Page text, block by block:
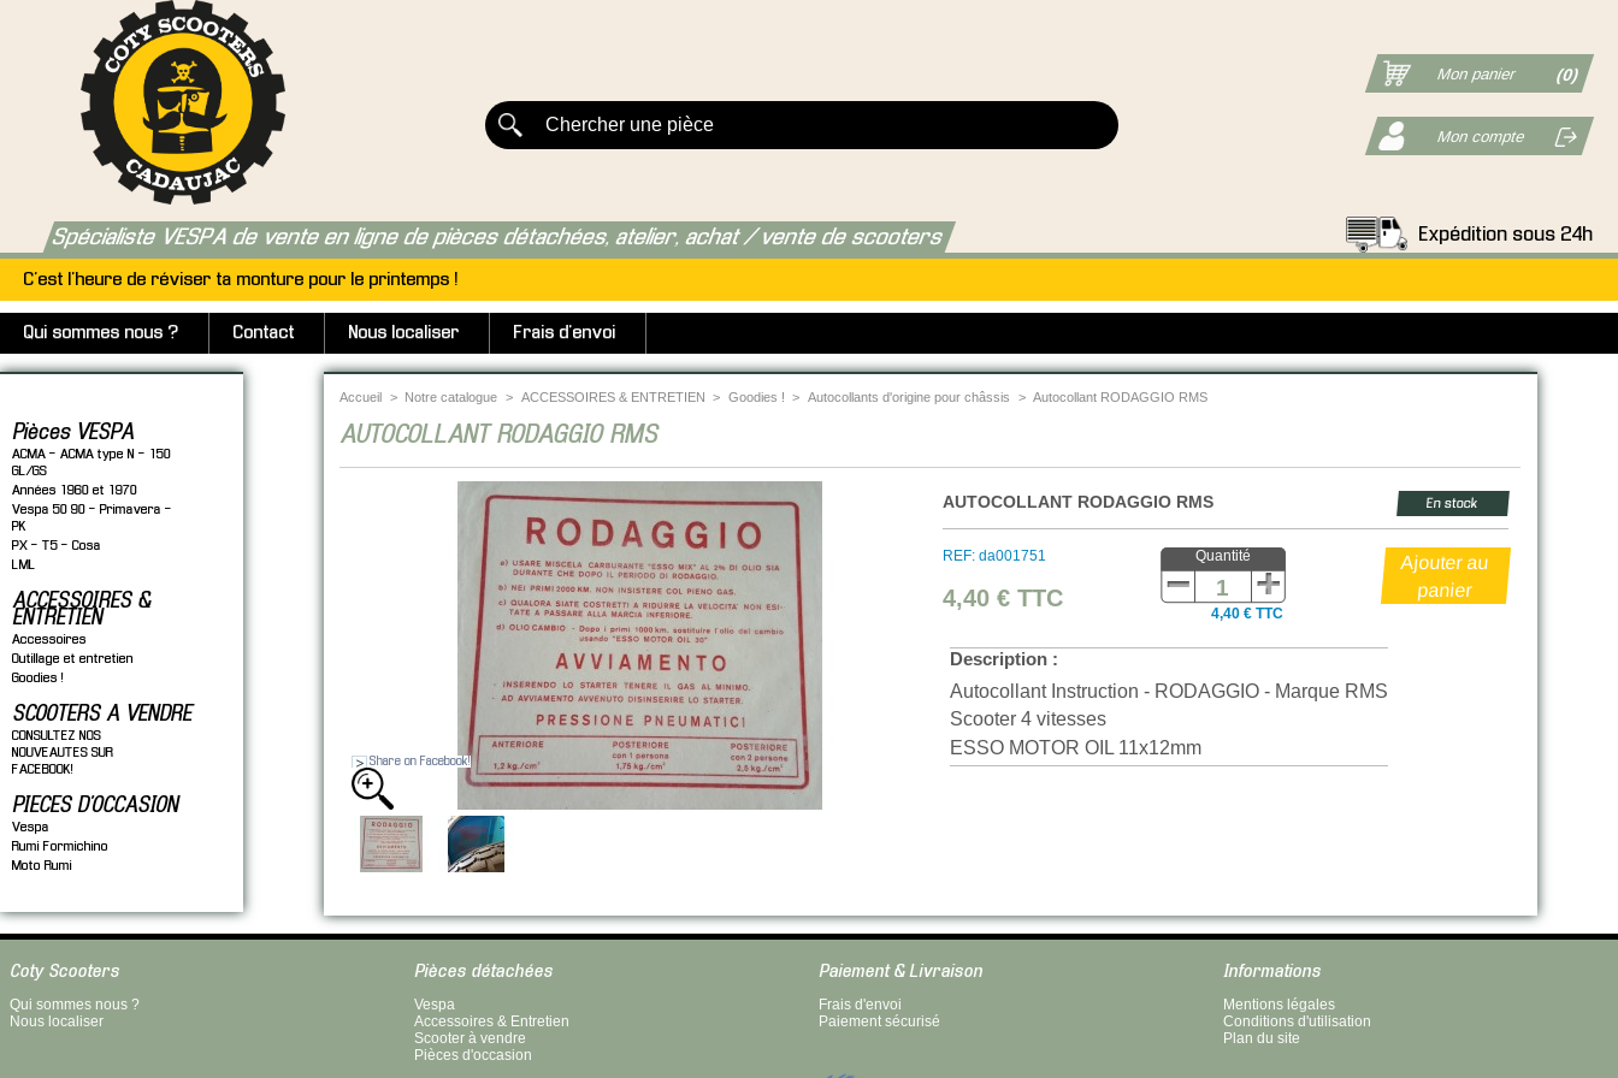
Spécialiste VESPA de vente en ligne de pièces détachées, atelier, achat / vente de scooters
C'est l'heure de réviser ta monture pour le printemps !
Qui sommes nous ? Contact Nous localiser Frais d'envoi
Mon panier (0)
Mon compte
Expédition sous 24h
Pièces VESPA
ACMA - ACMA type N - 150
GL/GS
Années 1960 et 1970
Vespa 50 90 - Primavera -
PK
PX - T5 - Cosa
LML
ACCESSOIRES &
ENTRETIEN
Accessoires
Outillage et entretien
Goodies !
SCOOTERS A VENDRE
CONSULTEZ NOS
NOUVEAUTES SUR
FACEBOOK!
PIECES D'OCCASION
Vespa
Rumi Formichino
Moto Rumi
Accueil > Notre catalogue > ACCESSOIRES & ENTRETIEN > Goodies ! > Autocollants d'origine pour châssis > Autocollant RODAGGIO RMS
AUTOCOLLANT RODAGGIO RMS
Share on Facebook!
AUTOCOLLANT RODAGGIO RMS En stock
REF: da001751
4,40 €TTC
Quantité
4,40 € TTC
Description :
Autocollant Instruction - RODAGGIO - Marque RMS
Scooter 4 vitesses
ESSO MOTOR OIL 11x12mm
Coty Scooters
Qui sommes nous ?
Nous localiser
Pièces détachées
Vespa
Accessoires & Entretien
Scooter à vendre
Pièces d'occasion
Paiement & Livraison
Frais d'envoi
Paiement sécurisé
Informations
Mentions légales
Conditions d'utilisation
Plan du site